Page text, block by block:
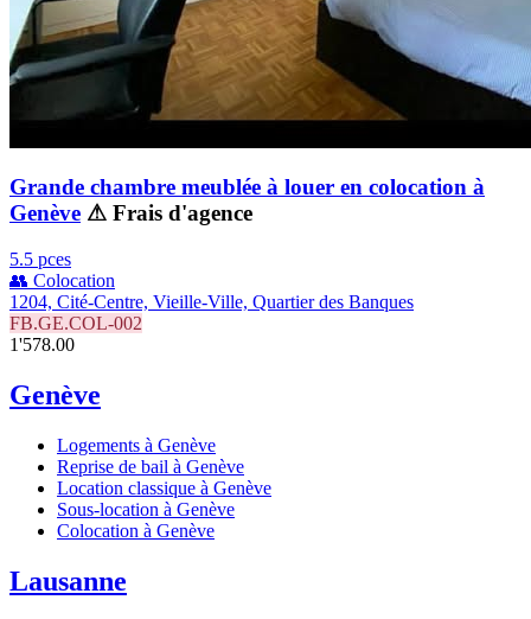
Grande chambre meublée à louer en colocation à
Genève ⚠ Frais d'agence
5.5 pces
👥 Colocation
1204, Cité-Centre, Vieille-Ville, Quartier des Banques
FB.GE.COL-002
1'578.00
Genève
Logements à Genève
Reprise de bail à Genève
Location classique à Genève
Sous-location à Genève
Colocation à Genève
Lausanne